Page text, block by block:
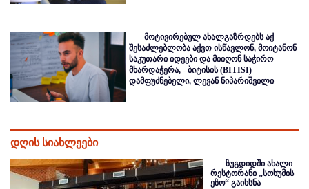
მოტივირებულ ახალგაზრდებს აქ
შესაძლებლობა აქვთ ისწავლონ, მოიტანონ
საკუთარი იდეები და მიიღონ საჭირო
მხარდაჭერა, - ბიტისის (BITISI)
დამფუძნებელი, ლევან ნიპარიშვილი
დღის სიახლეები
ზუგდიდში ახალი
რესტორანი „სოხუმის
ეზო“ გაიხსნა